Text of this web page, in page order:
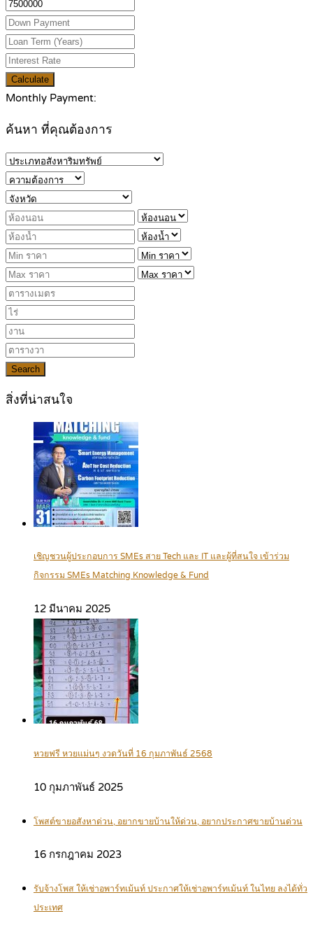
Calculate
Monthly Payment:
ค้นหา ที่คุณต้องการ
Search
สิ่งที่น่าสนใจ
เชิญชวนผู้ประกอบการ SMEs สาย Tech และ IT และผู้ที่สนใจ เข้าร่วม
กิจกรรม SMEs Matching Knowledge & Fund
12 มีนาคม 2025
หวยฟรี หวยแม่นๆ งวดวันที่ 16 กุมภาพันธ์ 2568
10 กุมภาพันธ์ 2025
โพสต์ขายอสังหาด่วน, อยากขายบ้านให้ด่วน, อยากประกาศขายบ้านด่วน
16 กรกฎาคม 2023
รับจ้างโพส ให้เช่าอพาร์ทเม้นท์ ประกาศให้เช่าอพาร์ทเม้นท์ ในไทย ลงได้ทั่ว
ประเทศ